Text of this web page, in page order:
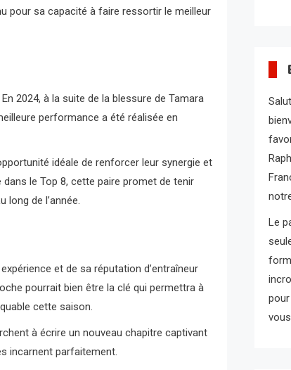
pour sa capacité à faire ressortir le meilleur
2024, à la suite de la blessure de Tamara
performance a été réalisée en
idéale de renforcer leur synergie et
le Top 8, cette paire promet de tenir
de l’année.
et de sa réputation d’entraîneur
pourrait bien être la clé qui permettra à
cette saison.
à écrire un nouveau chapitre captivant
incarnent parfaitement.
Le